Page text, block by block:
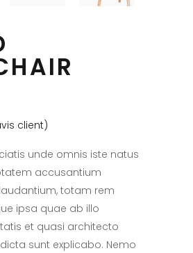
client)
unde omnis iste natus
accusantium
totam rem
ipsa quae ab illo
et quasi architecto
sunt explicabo. Nemo